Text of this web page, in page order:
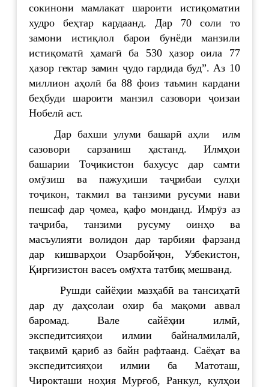
сокинони мамлакат шароити истиқоматии
худро беҳтар кардаанд. Дар 70 соли то
замони истиқлол барои бунёди манзили
истиқоматӣ ҳамагӣ ба 530 ҳазор оила 77
ҳазор гектар замин ҷудо гардида буд”. Аз 10
миллион аҳолӣ ба 88 фоиз таъмин кардани
беҳбуди шароити манзил сазовори ҷоизаи
Нобелӣ аст.
Дар бахши улуми башарӣ аҳли илм
сазовори сарзаниш ҳастанд. Илмҳои
башарии Тоҷикистон бахусус дар самти
омӯзиш ва пажуҳиши таҷрибаи сулҳи
тоҷикон, такмил ва танзими русуми нави
пешсаф дар ҷомеа, қафо монданд. Имрӯз аз
таҷриба, танзими русуму оинҳо ва
масъулияти волидон дар тарбияи фарзанд
дар кишварҳои Озарбойҷон, Узбекистон,
Қирғизистон васеъ омӯхта татбиқ мешванд.
Рушди сайёҳии мазҳабӣ ва тансиҳатӣ
дар ду даҳсолаи охир ба мақоми аввал
баромад. Вале сайёҳии илмӣ,
экспедитсияҳои илмии байналмилалӣ,
тақвимӣ қариб аз байн рафтаанд. Саёҳат ва
экспедитсияҳои илмии ба Матоташ,
Чирокташи ноҳия Мурғоб, Ранкул, кулҳои